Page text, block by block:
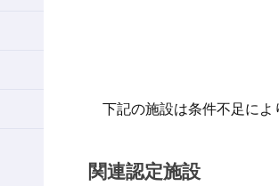
下記の施設は条件不足によ
関連認定施設